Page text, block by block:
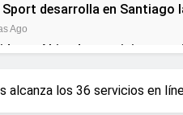
desarrolla en Santiago
Ago
Abinader participa en
reapertura de
alcanza los 36 servicios en